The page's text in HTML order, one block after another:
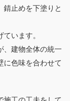
錆止めを下塗りと
います。
、建物全体の統一
に色味を合わせて